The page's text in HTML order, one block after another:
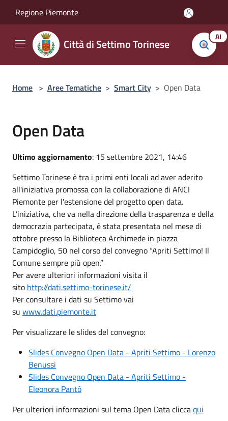
Regione Piemonte
Città di Settimo Torinese AI
Home > Aree Tematiche > Smart City > Open Data
Open Data
Ultimo aggiornamento: 15 settembre 2021, 14:46
Settimo Torinese è tra i primi enti locali ad aver aderito
all'iniziativa promossa con la collaborazione di ANCI
Piemonte per l'estensione del progetto open data.
L’iniziativa, che va nella direzione della trasparenza e della
democrazia partecipata, è stata presentata nel mese di
ottobre presso la Biblioteca Archimede in piazza
Campidoglio, 50 nel corso del convegno “Apriti Settimo! Il
Comune sempre più open.”
Per avere ulteriori informazioni visita il
sito http://dati.settimo-torinese.it/
Per consultare i dati su Settimo vai
su www.dati.piemonte.it
Per visualizzare le slides del convegno:
Slides Convegno Open Data - Apriti Settimo - Lorenzo
Benussi
Slides Convegno Open Data - Apriti Settimo -
Eleonora Pantò
Per ulteriori informazioni sul tema Open Data cliccaqui